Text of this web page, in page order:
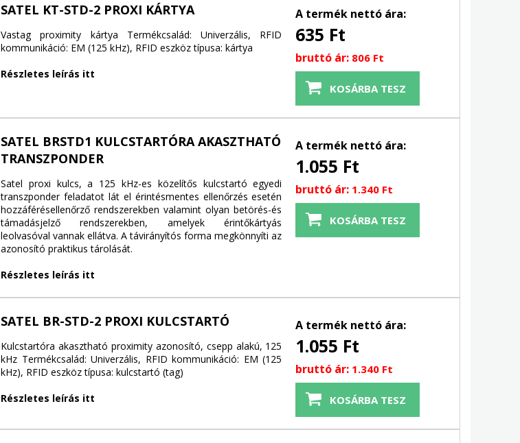
SATEL KT-STD-2 PROXI KÁRTYA
Vastag proximity kártya Termékcsalád: Univerzális, RFID
kommunikáció: EM (125 kHz), RFID eszköz típusa: kártya
Részletes leírás itt
A termék nettó ára:
635 Ft
bruttó ár: 806 Ft
SATEL BRSTD1 KULCSTARTÓRA AKASZTHATÓ
TRANSZPONDER
Satel proxi kulcs, a 125 kHz-es közelítős kulcstartó egyedi
transzponder feladatot lát el érintésmentes ellenőrzés esetén
hozzáférésellenőrző rendszerekben valamint olyan betörés-és
támadásjelző rendszerekben, amelyek érintőkártyás
leolvasóval vannak ellátva. A távirányítós forma megkönnyíti az
azonosító praktikus tárolását.
Részletes leírás itt
A termék nettó ára:
1.055 Ft
bruttó ár: 1.340 Ft
SATEL BR-STD-2 PROXI KULCSTARTÓ
Kulcstartóra akasztható proximity azonosító, csepp alakú, 125
kHz Termékcsalád: Univerzális, RFID kommunikáció: EM (125
kHz), RFID eszköz típusa: kulcstartó (tag)
Részletes leírás itt
A termék nettó ára:
1.055 Ft
bruttó ár: 1.340 Ft